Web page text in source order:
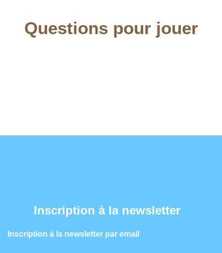
Questions pour jouer
Inscription à la newsletter
Inscription à la newsletter par email